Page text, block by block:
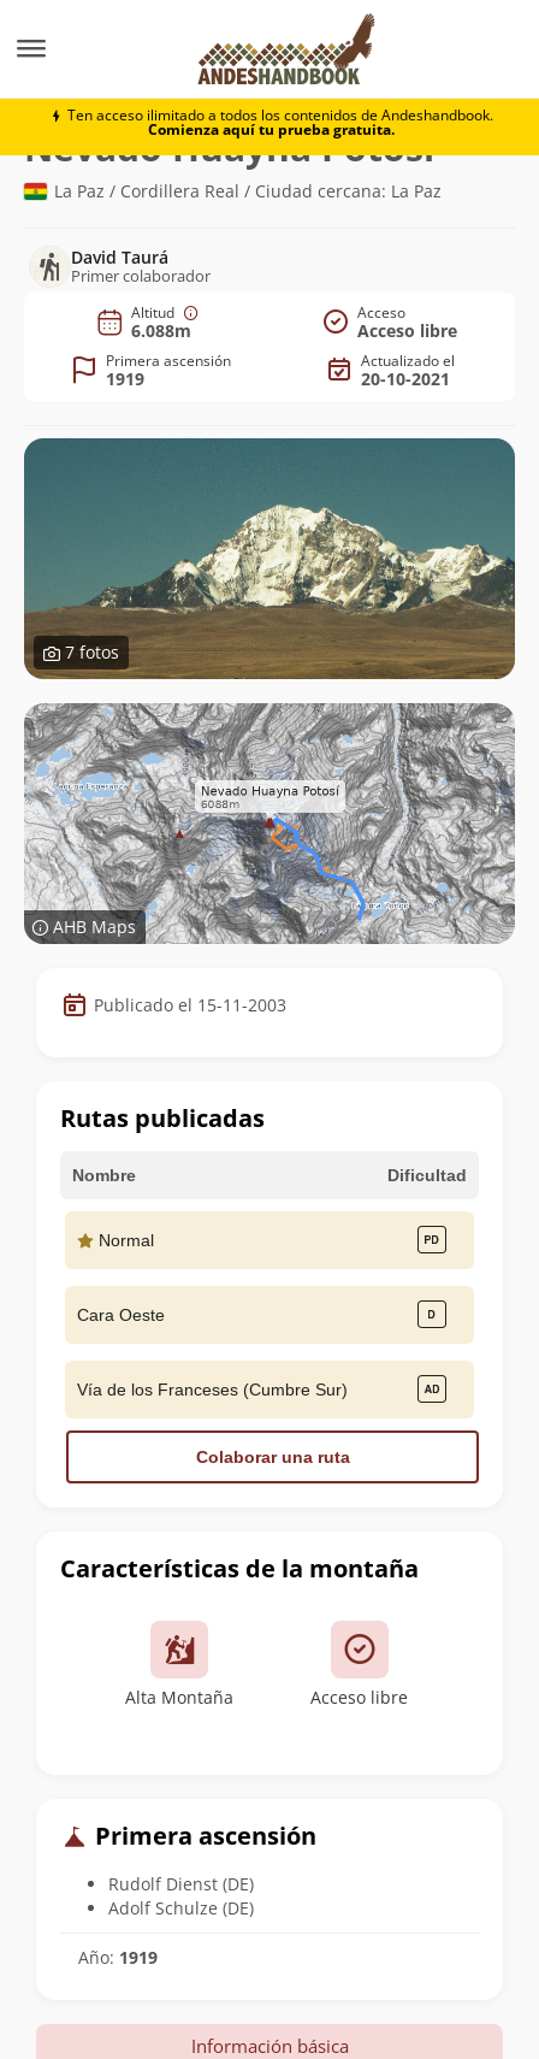
Ten acceso ilimitado a todos los contenidos de Andeshandbook.
Comienza aquí tu prueba gratuita.
Nevado Huayna Potosí
Nevado Huayna Potosí
La Paz / Cordillera Real / Ciudad cercana: La Paz
David Taurá
Primer colaborador
Altitud
6.088m
Acceso
Acceso libre
Primera ascensión
1919
Actualizado el
20-10-2021
7 fotos
AHB Maps
Datos
de
cumbre
Publicado el 15-11-2003
Características de la montaña
Alta Montaña Acceso libre
Primera ascensión
Rudolf Dienst (DE)
Adolf Schulze (DE)
Año: 1919
Rutas publicadas
Nombre Dificultad
Normal
Cara Oeste
Vía de los Franceses (Cumbre Sur)
Colaborar una ruta
Información básica